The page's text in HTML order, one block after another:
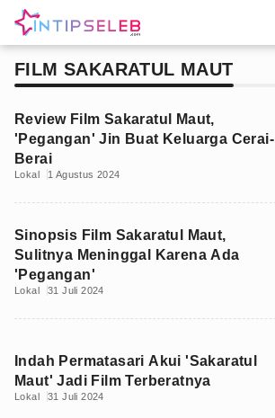
FILM SAKARATUL MAUT
Review Film Sakaratul Maut,
'Pegangan' Jin Buat Keluarga Cerai-
Berai
Lokal 1 Agustus 2024
Sinopsis Film Sakaratul Maut,
Sulitnya Meninggal Karena Ada
'Pegangan'
Lokal 31 Juli 2024
Indah Permatasari Akui 'Sakaratul
Maut' Jadi Film Terberatnya
Lokal 31 Juli 2024